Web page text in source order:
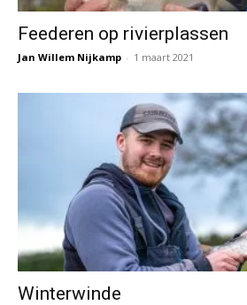
Feederen op rivierplassen
Jan Willem Nijkamp - 1 maart 2021
Winterwinde